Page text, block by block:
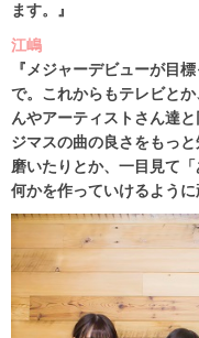
ます。』
江嶋
『メジャーデビューが目
で。これからもテレビと
んやアーティストさん達
ジマスの曲の良さをもっ
磨いたりとか、一目見て
何かを作っていけるように